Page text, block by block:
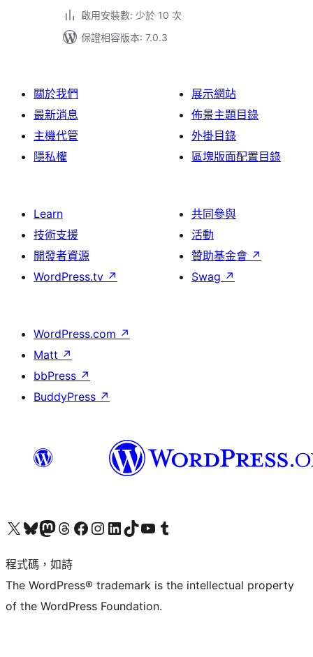
啟用安裝數: 少於 10 次
保證相容版本: 7.0.3
關於我們
最新消息
主機代管
隱私權
展示網站
佈景主題目錄
外掛目錄
區塊版面配置目錄
Learn
技術支援
開發者資源
WordPress.tv ↗
共同參與
活動
贊助基金會 ↗
Swag ↗
WordPress.com ↗
Matt ↗
bbPress ↗
BuddyPress ↗
查看我們的 X (之前的 Twitter) 帳號造訪我們的 Bluesky 帳號造訪我們的 Mastodon 帳號造訪我們的 Threads 帳號 造訪我們的 Facebook 粉絲專頁Visit our Instagram account
Visit our LinkedIn account
造訪我們的 TikTok 帳號Visit our YouTube channel
造訪我們的 Tumblr 帳號
程式碼，如詩
The WordPress® trademark is the intellectual property
of the WordPress Foundation.